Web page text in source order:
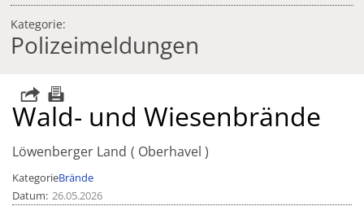
Kategorie:
Polizeimeldungen
Wald- und Wiesenbrände
Löwenberger Land Oberhavel
KategorieBrände
Datum 26.05.2026